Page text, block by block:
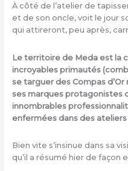
À côté de l’atelier de
et de son oncle, voit le jour
qui attireront, peu après,
Le territoire de Meda est la
incroyables primautés
se targuer des Compas d’Or
ses marques protagonistes
innombrables
enfermées dans des ateliers
Bien vite s’insinue dans sa
qu’il a résumé hier de façon